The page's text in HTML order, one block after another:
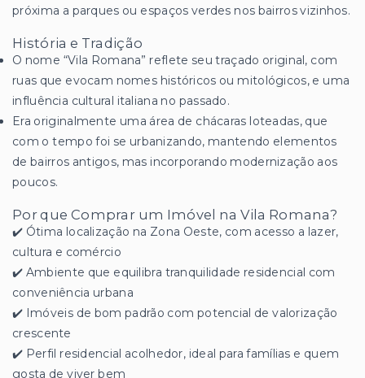
próxima a parques ou espaços verdes nos bairros vizinhos.
História e Tradição
O nome “Vila Romana” reflete seu traçado original, com
ruas que evocam nomes históricos ou mitológicos, e uma
influência cultural italiana no passado.
Era originalmente uma área de chácaras loteadas, que
com o tempo foi se urbanizando, mantendo elementos
de bairros antigos, mas incorporando modernização aos
poucos.
Por que Comprar um Imóvel na Vila Romana?
✔️ Ótima localização na Zona Oeste, com acesso a lazer,
cultura e comércio
✔️ Ambiente que equilibra tranquilidade residencial com
conveniência urbana
✔️ Imóveis de bom padrão com potencial de valorização
crescente
✔️ Perfil residencial acolhedor, ideal para famílias e quem
gosta de viver bem